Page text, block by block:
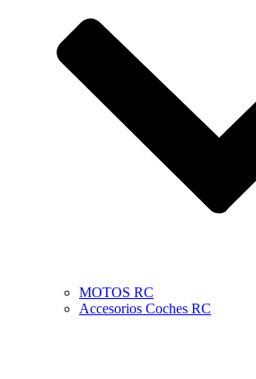
MOTOS RC
Accesorios Coches RC